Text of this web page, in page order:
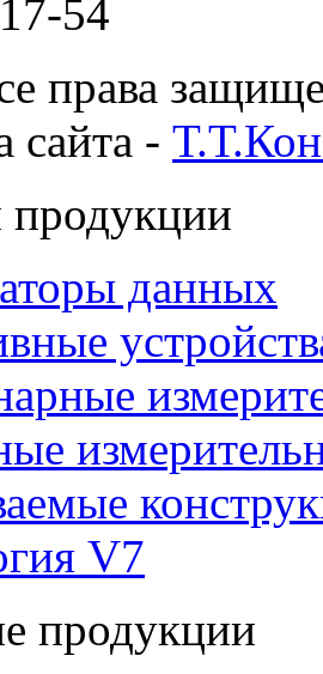
54
права
сайта -
продукции
данных
V7
продукции